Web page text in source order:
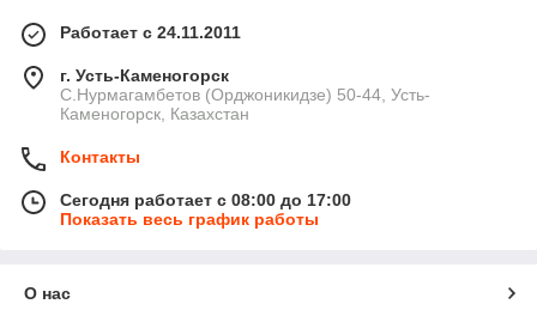
Работает с 24.11.2011
г. Усть-Каменогорск
С.Нурмагамбетов (Орджоникидзе) 50-44, Усть-
Каменогорск, Казахстан
Контакты
Сегодня работает с 08:00 до 17:00
Показать весь график работы
О нас